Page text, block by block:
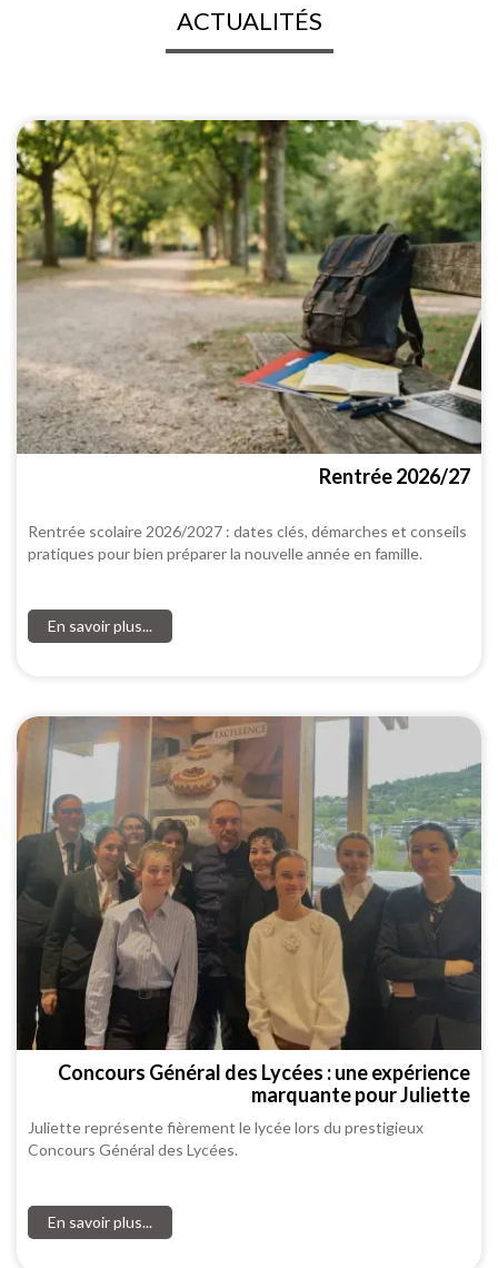
ACTUALITÉS
Rentrée 2026/27
Rentrée scolaire 2026/2027 : dates clés, démarches et conseils
pratiques pour bien préparer la nouvelle année en famille.
En savoir plus...
Concours Général des Lycées : une expérience
marquante pour Juliette
Juliette représente fièrement le lycée lors du prestigieux
Concours Général des Lycées.
En savoir plus...